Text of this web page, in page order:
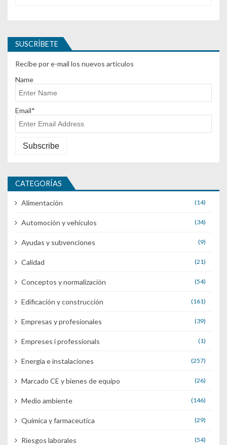
SUSCRÍBETE
Recibe por e-mail los nuevos artículos
Name
Email*
CATEGORÍAS
Alimentación (14)
Automoción y vehículos (34)
Ayudas y subvenciones (9)
Calidad (21)
Conceptos y normalización (54)
Edificación y construcción (161)
Empresas y profesionales (39)
Empreses i professionals (1)
Energía e instalaciones (257)
Marcado CE y bienes de equipo (26)
Medio ambiente (146)
Química y farmaceutica (29)
Riesgos laborales (54)